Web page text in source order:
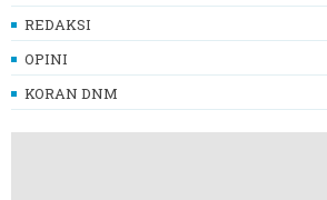
REDAKSI
OPINI
KORAN DNM